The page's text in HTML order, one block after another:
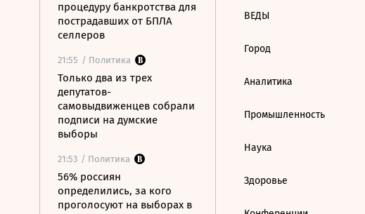
процедуру банкротства для
пострадавших от БПЛА
селлеров
21:55 / Политика
Только два из трех
депутатов-
самовыдвиженцев собрали
подписи на думские
выборы
21:53 / Политика
56% россиян
определились, за кого
проголосуют на выборах в
ВЕДЫ
Город
Аналитика
Промышленность
Наука
Здоровье